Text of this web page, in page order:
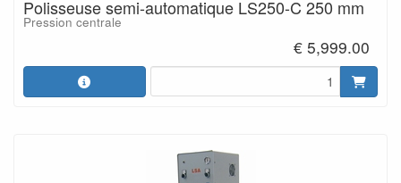
Polisseuse semi-automatique LS250-C 250 mm
Pression centrale
€ 5,999.00